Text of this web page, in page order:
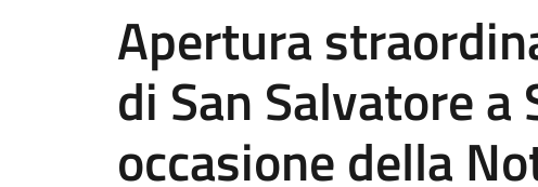
Apertura
di San Salvatore a
occasione della